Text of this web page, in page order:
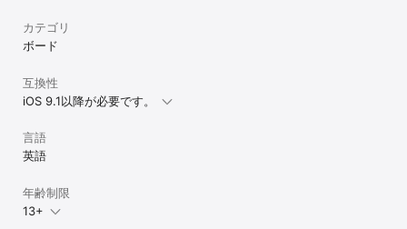
カテゴリ
ボード
互換性
iOS 9.1以降が必要です。
言語
英語
年齢制限
13+